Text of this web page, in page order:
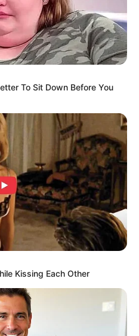
าศเปลี่ยน
กใหม่ ดวงความรักดีมาก
หว่างวันที่ 15
กฏาคม)
ตรวจสอบงานเอกสารให้ดี
บขยายได้เจอหุ้นส่วน มี
ลงสัญญา หรือเซ็นเอกสาร
กการเสี่ยงโชค หรือพบ
รายจ่ายค่อนข้างเยอะ
งมีคม งดเดินในที่เปลี่ยว
องร้าย เจ้ากรรมนายเวร
กแท้ บางคู่ตกลงใจใช้ชีวิต
ตั้งท้อง
To Sit Down Before You
Kissing Each Other